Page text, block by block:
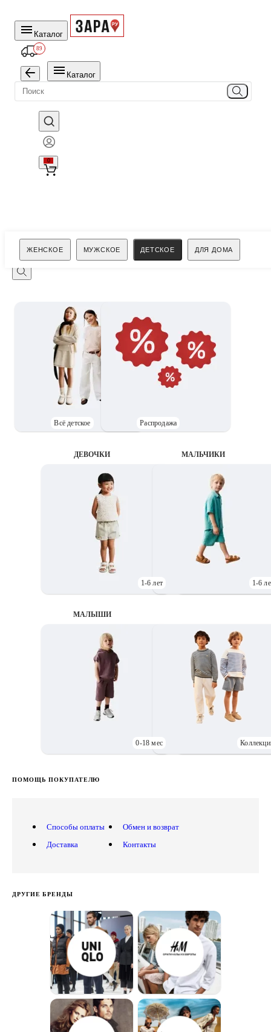
Каталог
89
Каталог
0
ЖЕНСКОЕ МУЖСКОЕ ДЕТСКОЕ ДЛЯ ДОМА
Поиск
Всё детское Распродажа
ДЕВОЧКИ
1-6 лет
MАЛЬЧИКИ
1-6
МАЛЫШИ
0-18 мес
ПОМОЩЬ ПОКУПАТЕЛЮ
Способы оплаты
Доставка
Обмен и возврат
Контакты
ДРУГИЕ БРЕНДЫ